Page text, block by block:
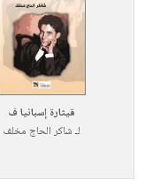
قيثارة إسبانيا ف
لـشاكر الحاج مخلف